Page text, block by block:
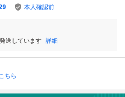
CT本人確認前
送しています 詳細
ちら